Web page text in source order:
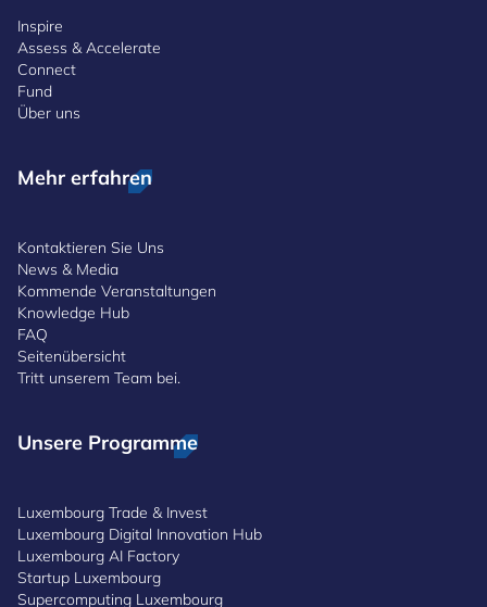
Inspire
Assess & Accelerate
Connect
Fund
Über uns
Mehr erfahren
Kontaktieren Sie Uns
News & Media
Kommende Veranstaltungen
Knowledge Hub
FAQ
Seitenübersicht
Tritt unserem Team bei.
Unsere Programme
Luxembourg Trade & Invest
Luxembourg Digital Innovation Hub
Luxembourg AI Factory
Startup Luxembourg
Supercomputing Luxembourg